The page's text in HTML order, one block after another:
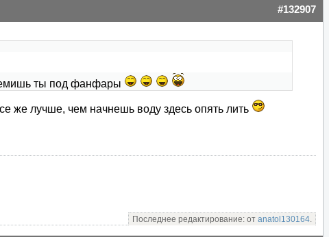
#132907
ты под фанфары
же лучше, чем начнешь воду здесь опять лить
Последнее редактирование: от anatol130164.